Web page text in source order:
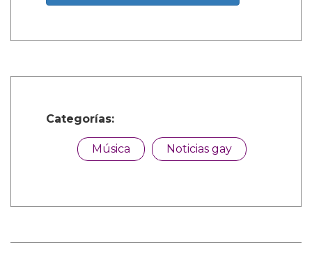
Categorías:
Música Noticias gay